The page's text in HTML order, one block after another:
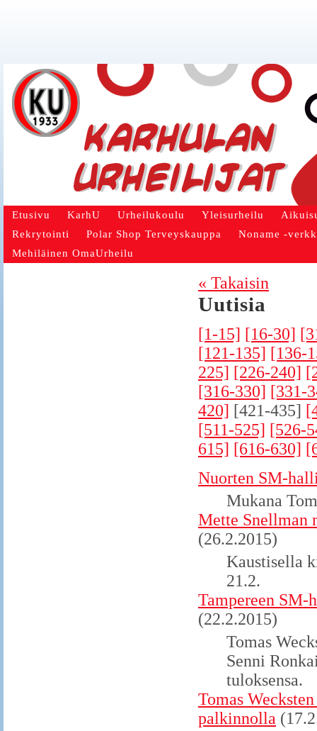
Etusivu KarhU Urheilukoulu Yleisurheilu
Rekrytointi
Polar Shop Terveyskauppa
Noname -
Mehiläinen OmaUrheilu
« Takaisin
Uutisia
[1-15] [16-30]
[121-135] [136-
225] [226-240]
[316-330] [331-
420] [421-435]
[511-525] [526-
615] [616-630]
Nuorten SM-
Mukana
Mette Snellman
(26.2.2015)
Kaustisella
21.2.
Tampereen SM-
(22.2.2015)
Tomas
Senni
tuloksensa.
Tomas
palkinnolla